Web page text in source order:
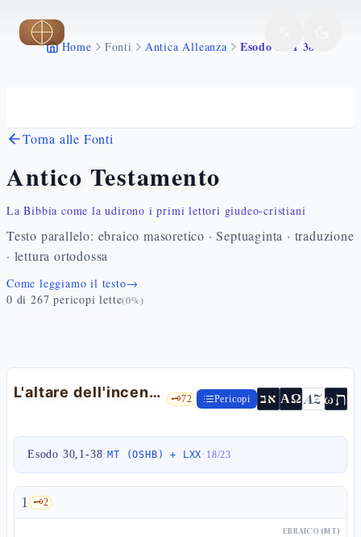
Vai al contenuto principale
Home Fonti Antica Alleanza Esodo 30 1 38
Torna alle Fonti
Antico Testamento
La Bibbia come la udirono i primi lettori giudeo-cristiani
Testo parallelo: ebraico masoretico · Septuaginta · traduzione
· lettura ortodossa
Come leggiamo il testo→
0 di 267 pericopi lette(0%)
L'altare dell'incenso, il mezzo siclo, la conca e gli unguenti santi — Es 30,1-38 🗝️72 Pericopi אב ΑΩ AZωת
Esodo 30,1-38·MT (OSHB) + LXX· 18/23
1 🗝️2
EBRAICO (MT)